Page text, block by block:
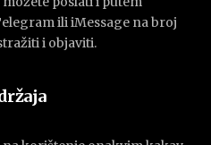
ili iMessage na broj
i objaviti.